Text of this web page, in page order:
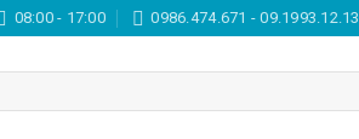
08:00 - 17:00 0986.474.671 - 09.1993.12.13